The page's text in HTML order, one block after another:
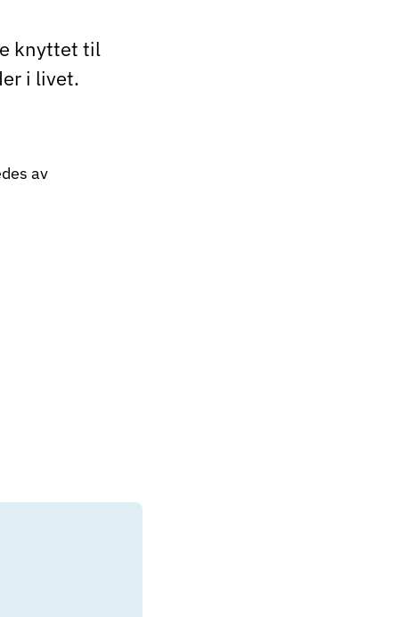
knyttet til
i livet.
av